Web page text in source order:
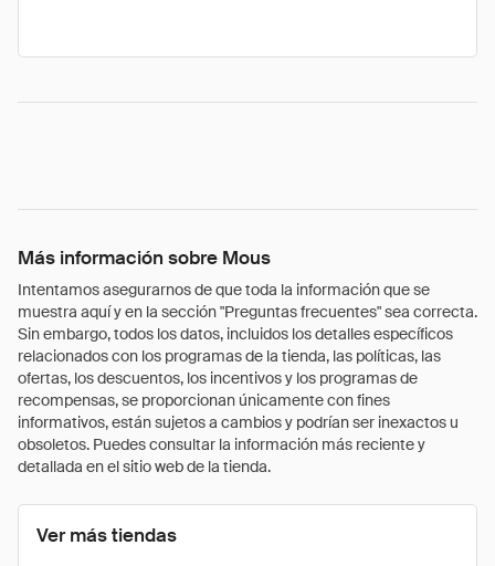
Más información sobre Mous
Intentamos asegurarnos de que toda la información que se
muestra aquí y en la sección "Preguntas frecuentes" sea correcta.
Sin embargo, todos los datos, incluidos los detalles específicos
relacionados con los programas de la tienda, las políticas, las
ofertas, los descuentos, los incentivos y los programas de
recompensas, se proporcionan únicamente con fines
informativos, están sujetos a cambios y podrían ser inexactos u
obsoletos. Puedes consultar la información más reciente y
detallada en el sitio web de la tienda.
Ver más tiendas